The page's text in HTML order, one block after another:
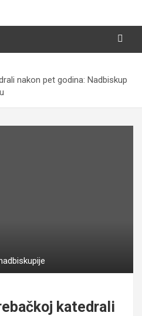
nakon pet godina: Nadbiskup
katedrali